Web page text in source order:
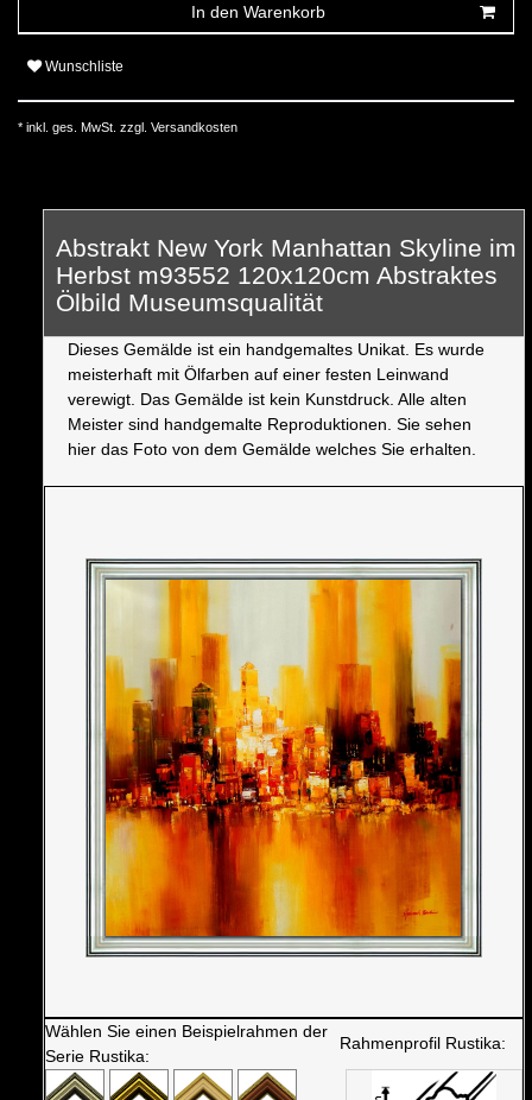
In den Warenkorb
Wunschliste
* inkl. ges. MwSt. zzgl. Versandkosten
Abstrakt New York Manhattan Skyline im
Herbst m93552 120x120cm Abstraktes
Ölbild Museumsqualität
Dieses Gemälde ist ein handgemaltes Unikat. Es wurde
meisterhaft mit Ölfarben auf einer festen Leinwand
verewigt. Das Gemälde ist kein Kunstdruck. Alle alten
Meister sind handgemalte Reproduktionen. Sie sehen
hier das Foto von dem Gemälde welches Sie erhalten.
Wählen Sie einen Beispielrahmen der
Serie Rustika:
Rahmenprofil Rustika: